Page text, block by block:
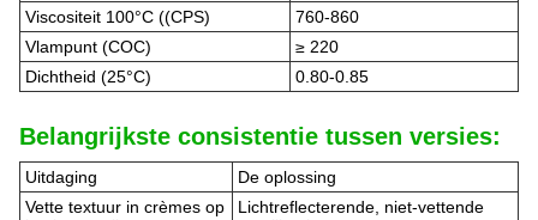
Viscositeit 100°C ((CPS)
760-860
Vlampunt (COC)
≥ 220
Dichtheid (25°C)
0.80-0.85
Belangrijkste consistentie tussen versies:
Uitdaging
De oplossing
Vette textuur in crèmes op
Lichtreflecterende, niet-vettende